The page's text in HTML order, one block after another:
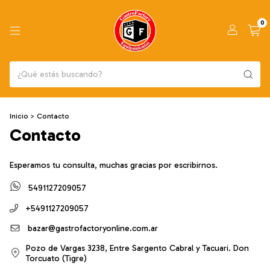
0
Inicio > Contacto
Contacto
Esperamos tu consulta, muchas gracias por escribirnos.
5491127209057
+5491127209057
bazar@gastrofactoryonline.com.ar
Pozo de Vargas 3238, Entre Sargento Cabral y Tacuari. Don
Torcuato (Tigre)